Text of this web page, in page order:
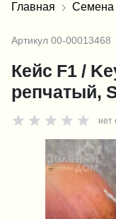
Главная Семена
Артикул 00-00013468
Кейс F1 /
репчатый,
нет